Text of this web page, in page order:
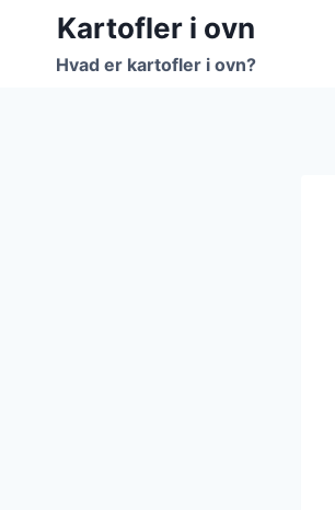
Fortsæt
indhold
Kartofler i ovn
Hvad er kartofler i ovn?